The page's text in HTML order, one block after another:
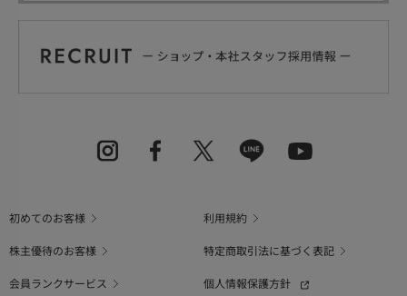
初めてのお客様
利用規約
株主優待のお客様
特定商取引法に基づく表記
会員ランクサービス
個人情報保護方針